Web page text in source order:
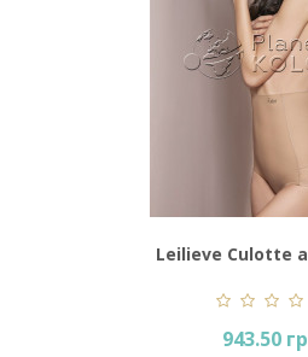
Leilieve Culotte
taglio laser
943.50